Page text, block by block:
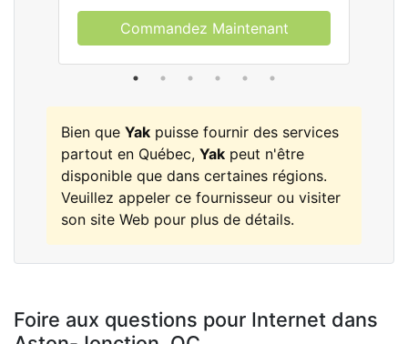
Commandez Maintenant
Bien que Yak puisse fournir des services
partout en Québec, Yak peut n'être
disponible que dans certaines régions.
Veuillez appeler ce fournisseur ou visiter
son site Web pour plus de détails.
Foire aux questions pour Internet dans